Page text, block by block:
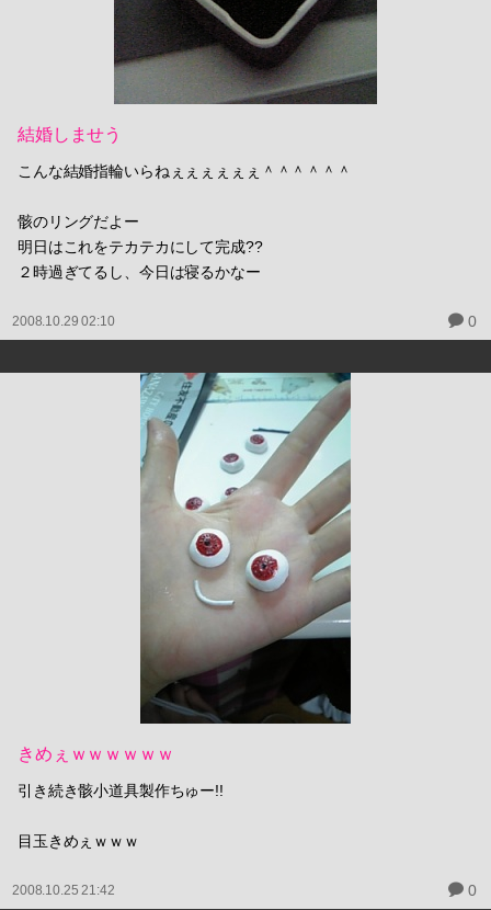
結婚しませう
こんな結婚指輪いらねぇぇぇぇぇぇ＾＾＾＾＾＾
骸のリングだよー
明日はこれをテカテカにして完成??
２時過ぎてるし、今日は寝るかなー
2008.10.29 02:10 0
きめぇｗｗｗｗｗｗ
引き続き骸小道具製作ちゅー!!
目玉きめぇｗｗｗ
2008.10.25 21:42 0